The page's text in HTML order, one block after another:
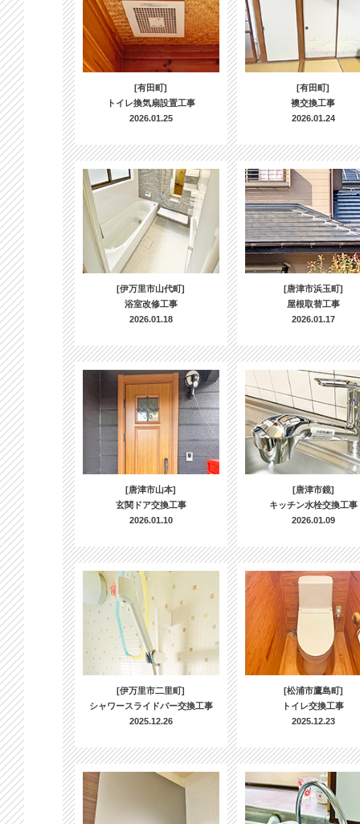
[有田町]
トイレ換気扇設置工事
2026.01.25
[有田町]
襖交換工事
2026.01.24
[伊万里市山代町]
浴室改修工事
2026.01.18
[唐津市浜玉町]
屋根取替工事
2026.01.17
[唐津市山本]
玄関ドア交換工事
2026.01.10
[唐津市鏡]
キッチン水栓交換工事
2026.01.09
[伊万里市二里町]
シャワースライドバー交換工事
2025.12.26
[松浦市鷹島町]
トイレ交換工事
2025.12.23